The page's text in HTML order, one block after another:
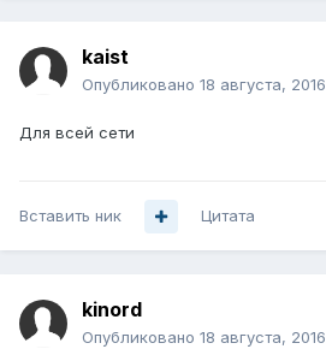
kaist
Опубликовано 18 августа, 2016
Для всей сети
Вставить ник Цитата
kinord
Опубликовано 18 августа, 2016